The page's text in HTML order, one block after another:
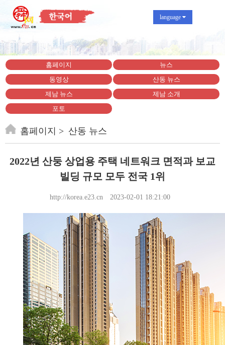
language
홈페이지
뉴스
동영상
산동 뉴스
제남 뉴스
제남 소개
포토
홈페이지 산동 뉴스
2022년 산둥 상업용 주택 네트워크 면적과 보교
빌딩 규모 모두 전국 1위
http://korea.e23.cn 2023-02-01 18:21:00